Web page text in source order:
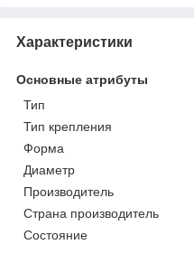
Характеристики
Основные атрибуты
Тип
Тип крепления
Форма
Диаметр
Производитель
Страна производитель
Состояние